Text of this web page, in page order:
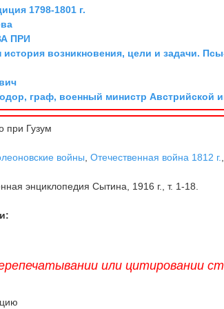
1798-1801 г.
ПРИ
история возникновения, цели и задачи.
граф, военный министр Австрийской
при Гузум
войны ,Отечественная война 1812 г.
энциклопедия Сытина, 1916 г., т. 1-18.
или цитировании